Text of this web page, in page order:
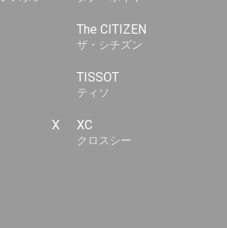
The CITIZEN
ザ・シチズン
TISSOT
ティソ
X XC
クロスシー